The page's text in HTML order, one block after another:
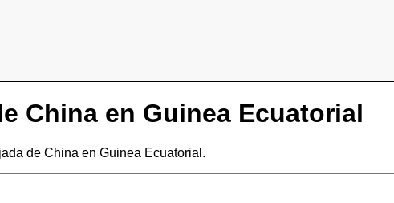
China en Guinea Ecuatorial
de China en Guinea Ecuatorial.